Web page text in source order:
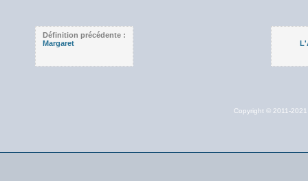
Définition précédente :
Margaret
Copyright © 2011-